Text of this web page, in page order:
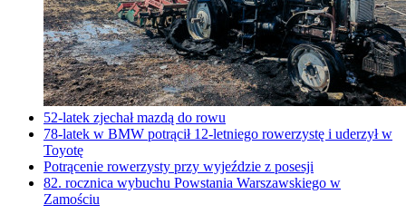
52-latek zjechał mazdą do rowu
78-latek w BMW potrącił 12-letniego rowerzystę i uderzył w
Toyotę
Potrącenie rowerzysty przy wyjeździe z posesji
82. rocznica wybuchu Powstania Warszawskiego w
Zamościu